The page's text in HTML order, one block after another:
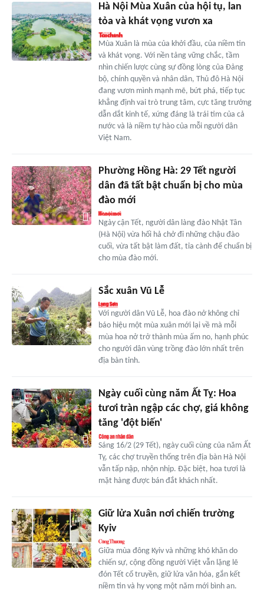
Hà Nội Mùa Xuân của hội tụ, lan
tỏa và khát vọng vươn xa
Mùa Xuân là mùa của khởi đầu, của niềm tin
và khát vọng. Với nền tảng vững chắc, tầm
nhìn chiến lược cùng sự đồng lòng của Đảng
bộ, chính quyền và nhân dân, Thủ đô Hà Nội
đang vươn mình mạnh mẽ, bứt phá, tiếp tục
khẳng định vai trò trung tâm, cực tăng trưởng
dẫn dắt kinh tế, xứng đáng là trái tim của cả
nước và là niềm tự hào của mỗi người dân
Việt Nam.
Phường Hồng Hà: 29 Tết người
dân đã tất bật chuẩn bị cho mùa
đào mới
Ngày cận Tết, người dân làng đào Nhật Tân
(Hà Nội) vừa hối hả chở đi những chậu đào
cuối, vừa tất bật làm đất, tỉa cành để chuẩn bị
cho mùa đào mới.
Sắc xuân Vũ Lễ
Với người dân Vũ Lễ, hoa đào nở không chỉ
báo hiệu một mùa xuân mới lại về mà mỗi
mùa hoa nở trở thành mùa ấm no, hạnh phúc
cho người dân vùng trồng đào lớn nhất trên
địa bàn tỉnh.
Ngày cuối cùng năm Ất Tỵ: Hoa
tươi tràn ngập các chợ, giá không
tăng 'đột biến'
Sáng 16/2 (29 Tết), ngày cuối cùng của năm Ất
Tỵ, các chợ truyền thống trên địa bàn Hà Nội
vẫn tấp nập, nhộn nhịp. Đặc biệt, hoa tươi là
mặt hàng được bán đắt khách nhất.
Giữ lửa Xuân nơi chiến trường
Kyiv
Giữa mùa đông Kyiv và những khó khăn do
chiến sự, cộng đồng người Việt vẫn lặng lẽ
đón Tết cổ truyền, giữ lửa văn hóa, gắn kết
niềm tin và hy vọng một năm mới bình an.